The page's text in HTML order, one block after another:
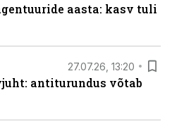
aasta: kasv tuli
27.07.26, 13:20
antiturundus võtab